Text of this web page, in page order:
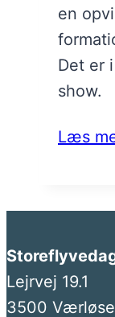
en
Det er
show.
Læs
Lejrvej 19.1
3500 Værløse